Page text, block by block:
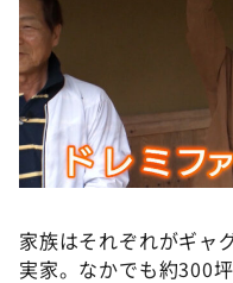
家族はそれぞれがギャ
実家。なかでも約300